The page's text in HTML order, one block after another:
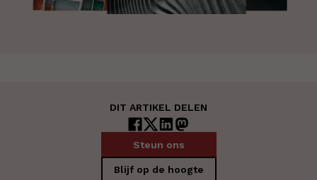
DIT ARTIKEL DELEN
Steun ons
Blijf op de hoogte